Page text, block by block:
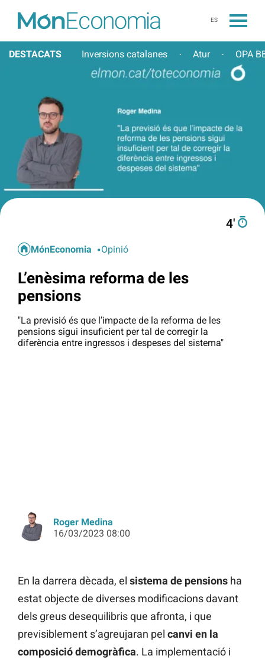
ES
DESTACATS Inversions catalanes · Atur · OPA
4′
MónEconomia Opinió
L’enèsima reforma de les
pensions
"La previsió és que l’impacte de la reforma de les
pensions sigui insuficient per tal de corregir la
diferència entre ingressos i despeses del sistema"
Roger Medina
16/03/2023 08:00
En la darrera dècada, el sistema de pensions ha
estat objecte de diverses modificacions davant
dels greus desequilibris que afronta, i que
previsiblement s’agreujaran pel canvi en la
composició demogràfica. La implementació i